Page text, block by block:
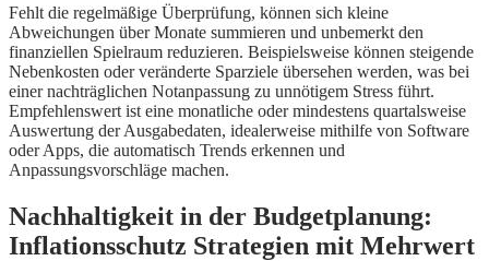
Fehlt die regelmäßige Überprüfung, können sich kleine
Abweichungen über Monate summieren und unbemerkt den
finanziellen Spielraum reduzieren. Beispielsweise können steigende
Nebenkosten oder veränderte Sparziele übersehen werden, was bei
einer nachträglichen Notanpassung zu unnötigem Stress führt.
Empfehlenswert ist eine monatliche oder mindestens quartalsweise
Auswertung der Ausgabedaten, idealerweise mithilfe von Software
oder Apps, die automatisch Trends erkennen und
Anpassungsvorschläge machen.
Nachhaltigkeit in der Budgetplanung:
Inflationsschutz Strategien mit Mehrwert